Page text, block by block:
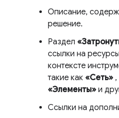
Описание,
решение.
Раздел
ссылки на
контексте
такие как «Сеть» ,
«Элементы» и
Ссылки на